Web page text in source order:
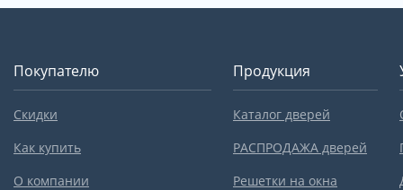
Покупателю
Скидки
Как купить
О компании
Продукция
Каталог дверей
РАСПРОДАЖА дверей
Решетки на окна